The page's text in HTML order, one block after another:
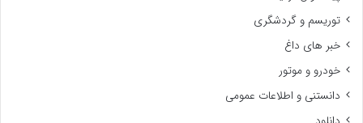
توریسم و گردشگری
خبر های داغ
خودرو و موتور
دانستنی و اطلاعات عمومی